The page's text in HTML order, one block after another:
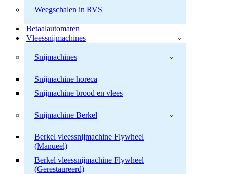
Weegschalen in RVS
Betaalautomaten
Vleessnijmachines
Snijmachines
Snijmachine horeca
Snijmachine brood en vlees
Snijmachine Berkel
Berkel vleessnijmachine Flywheel
(Manueel)
Berkel vleessnijmachine Flywheel
(Gerestaureerd)